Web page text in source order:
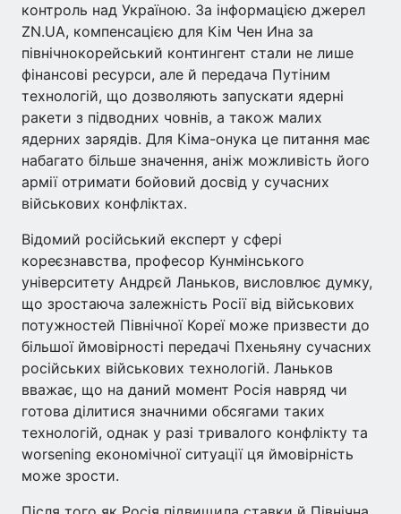
контроль над Україною. За інформацією джерел
ZN.UA, компенсацією для Кім Чен Ина за
північнокорейський контингент стали не лише
фінансові ресурси, але й передача Путіним
технологій, що дозволяють запускати ядерні
ракети з підводних човнів, а також малих
ядерних зарядів. Для Кіма-онука це питання має
набагато більше значення, аніж можливість його
армії отримати бойовий досвід у сучасних
військових конфліктах.
Відомий російський експерт у сфері
кореєзнавства, професор Кунмінського
університету Андрєй Ланьков, висловлює думку,
що зростаюча залежність Росії від військових
потужностей Північної Кореї може призвести до
більшої ймовірності передачі Пхеньяну сучасних
російських військових технологій. Ланьков
вважає, що на даний момент Росія навряд чи
готова ділитися значними обсягами таких
технологій, однак у разі тривалого конфлікту та
worsening економічної ситуації ця ймовірність
може зрости.